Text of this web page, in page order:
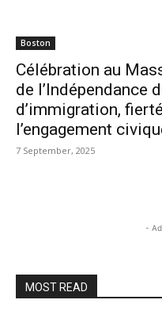
Boston
Célébration au
de l’Indépendance
d’immigration,
l’engagement
7 September, 2025
-
MOST READ